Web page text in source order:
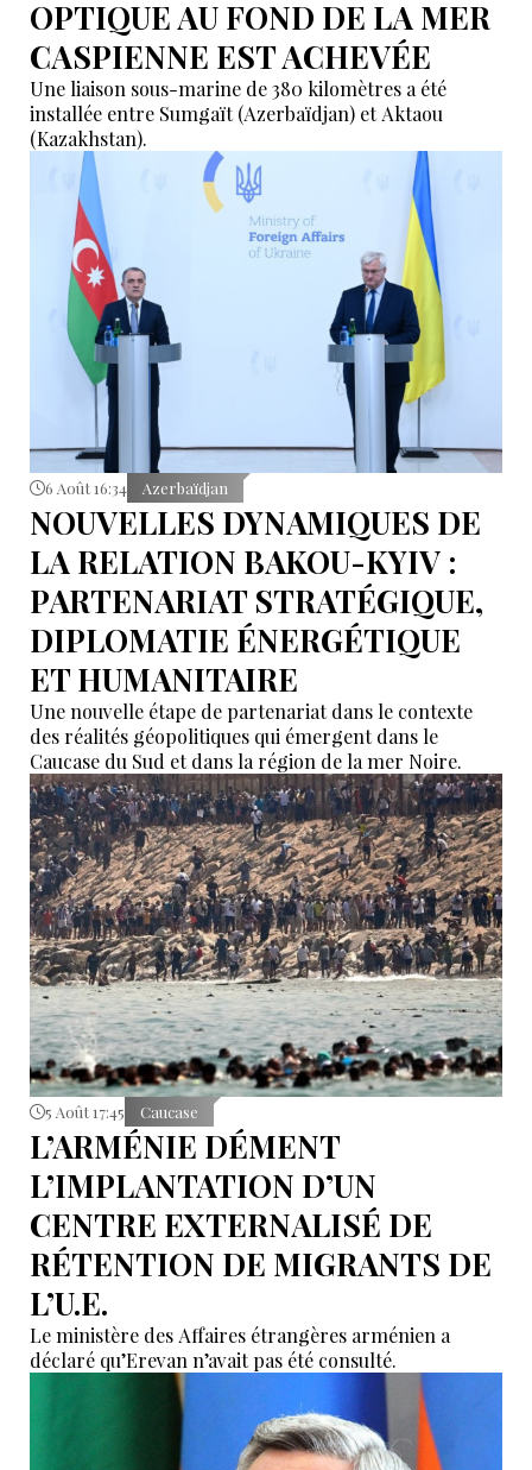
OPTIQUE AU FOND DE LA MER
CASPIENNE EST ACHEVÉE
Une liaison sous-marine de 380 kilomètres a été
installée entre Sumgaït (Azerbaïdjan) et Aktaou
(Kazakhstan).
6 Août 16:34 Azerbaïdjan
NOUVELLES DYNAMIQUES DE
LA RELATION BAKOU-KYIV :
PARTENARIAT STRATÉGIQUE,
DIPLOMATIE ÉNERGÉTIQUE
ET HUMANITAIRE
Une nouvelle étape de partenariat dans le contexte
des réalités géopolitiques qui émergent dans le
Caucase du Sud et dans la région de la mer Noire.
5 Août 17:45 Caucase
L’ARMÉNIE DÉMENT
L’IMPLANTATION D’UN
CENTRE EXTERNALISÉ DE
RÉTENTION DE MIGRANTS DE
L’U.E.
Le ministère des Affaires étrangères arménien a
déclaré qu’Erevan n’avait pas été consulté.